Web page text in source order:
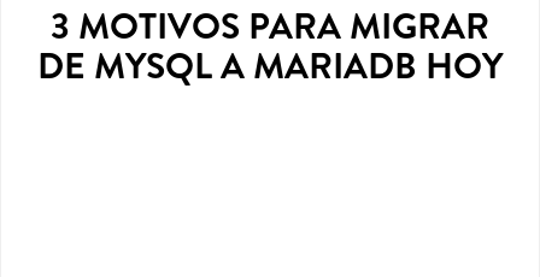
3 MOTIVOS PARA MIGRAR
DE MYSQL A MARIADB HOY